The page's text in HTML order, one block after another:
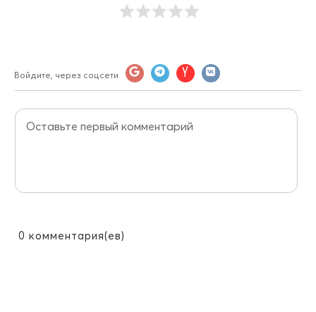
Войдите, через соцсети
0 комментария(ев)